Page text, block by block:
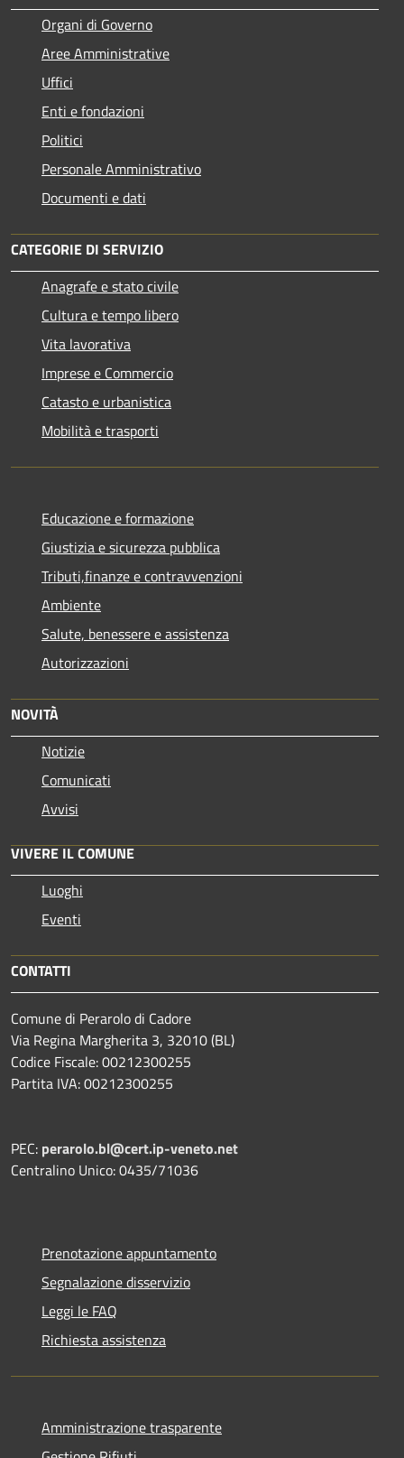
Organi di Governo
Aree Amministrative
Uffici
Enti e fondazioni
Politici
Personale Amministrativo
Documenti e dati
CATEGORIE DI SERVIZIO
Anagrafe e stato civile
Cultura e tempo libero
Vita lavorativa
Imprese e Commercio
Catasto e urbanistica
Mobilità e trasporti
Educazione e formazione
Giustizia e sicurezza pubblica
Tributi,finanze e contravvenzioni
Ambiente
Salute, benessere e assistenza
Autorizzazioni
NOVITÀ
Notizie
Comunicati
Avvisi
VIVERE IL COMUNE
Luoghi
Eventi
CONTATTI
Comune di Perarolo di Cadore
Via Regina Margherita 3, 32010 (BL)
Codice Fiscale: 00212300255
Partita IVA: 00212300255
PEC: perarolo.bl@cert.ip-veneto.net
Centralino Unico: 0435/71036
Prenotazione appuntamento
Segnalazione disservizio
Leggi le FAQ
Richiesta assistenza
Amministrazione trasparente